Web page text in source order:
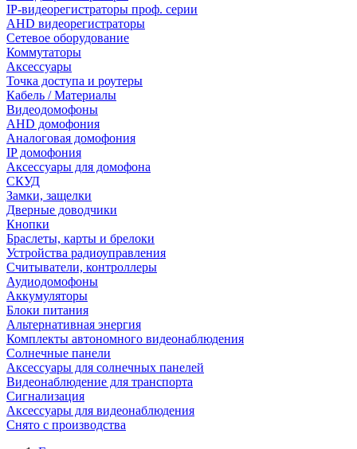
IP-видеорегистраторы проф. серии
AHD видеорегистраторы
Сетевое оборудование
Коммутаторы
Аксессуары
Точка доступа и роутеры
Кабель / Материалы
Видеодомофоны
AHD домофония
Аналоговая домофония
IP домофония
Аксессуары для домофона
СКУД
Замки, защелки
Дверные доводчики
Кнопки
Браслеты, карты и брелоки
Устройства радиоуправления
Считыватели, контроллеры
Аудиодомофоны
Аккумуляторы
Блоки питания
Альтернативная энергия
Комплекты автономного видеонаблюдения
Солнечные панели
Аксессуары для солнечных панелей
Видеонаблюдение для транспорта
Сигнализация
Аксессуары для видеонаблюдения
Снято с производства